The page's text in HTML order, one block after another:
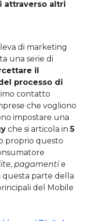
attraverso altri
di marketing
una serie di
il
processo di
contatto
che vogliono
impostare una
che si articola in5
proprio questo
, pagamentie
questa parte della
del Mobile